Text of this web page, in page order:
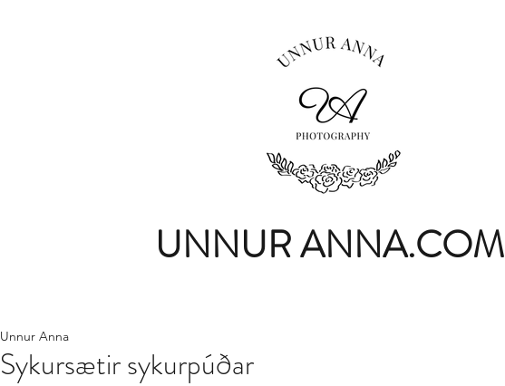
UNNUR ANNA.COM
Sykursætir sykurpúðar
Unnur Anna